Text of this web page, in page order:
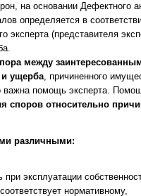
на основании Дефектного
определяется в
эксперта (представителя
между
и ущерба, причиненного
помощь эксперта.
споров относительно
различными:
при эксплуатации
нормативному,